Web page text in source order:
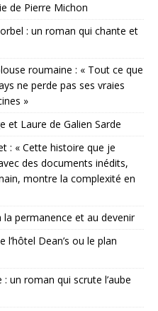
de Pierre Michon
: un roman qui chante et
roumaine : « Tout ce que
ne perde pas ses vraies
»
et Laure de Galien Sarde
: « Cette histoire que je
des documents inédits,
montre la complexité en
permanence et au devenir
Dean’s ou le plan
un roman qui scrute l’aube